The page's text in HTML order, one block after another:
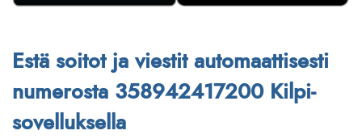
Estä soitot ja viestit automaattisesti
numerosta 358942417200 Kilpi-
sovelluksella